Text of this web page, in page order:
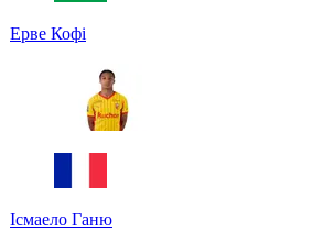
Ерве Кофі
Ісмаело Ганю